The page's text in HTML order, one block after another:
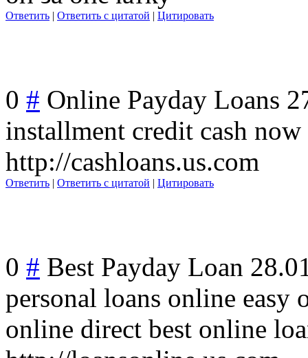
Ответить | Ответить с цитатой | Цитировать
0 # Online Payday Loans
installment credit cash
http://cashloans.us.com
Ответить | Ответить с цитатой | Цитировать
0 # Best Payday Loan
personal loans online easy
online direct best online